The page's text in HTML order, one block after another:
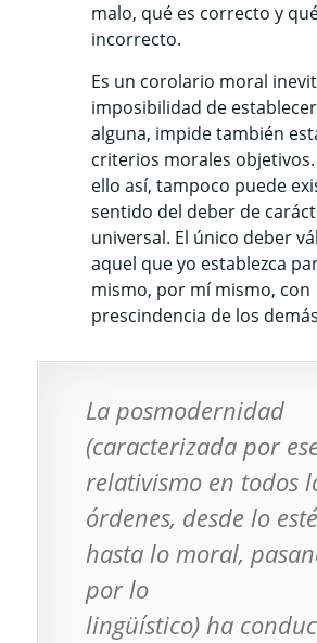
malo, qué es correcto y
incorrecto.
Es un corolario moral
imposibilidad de
alguna, impide también
criterios morales objetivos.
ello así, tampoco puede
sentido del deber de
universal. El único deber
aquel que yo establezca
mismo, por mí mismo, con
prescindencia de los
La posmodernidad
(caracterizada por
relativismo en todos
órdenes, desde lo
hasta lo moral,
por lo
lingüístico) ha